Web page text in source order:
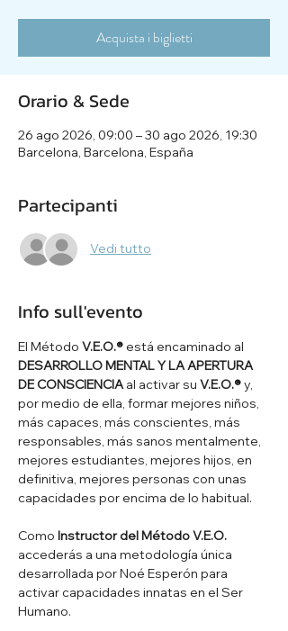
Acquista i biglietti
Orario & Sede
26 ago 2026, 09:00 – 30 ago 2026, 19:30
Barcelona, Barcelona, España
Partecipanti
Vedi tutto
Info sull'evento
El Método V.E.O.® está encaminado al
DESARROLLO MENTAL Y LA APERTURA
DE CONSCIENCIA al activar su V.E.O.® y,
por medio de ella, formar mejores niños,
más capaces, más conscientes, más
responsables, más sanos mentalmente,
mejores estudiantes, mejores hijos, en
definitiva, mejores personas con unas
capacidades por encima de lo habitual.
Como Instructor del Método V.E.O.
accederás a una metodología única
desarrollada por Noé Esperón para
activar capacidades innatas en el Ser
Humano.